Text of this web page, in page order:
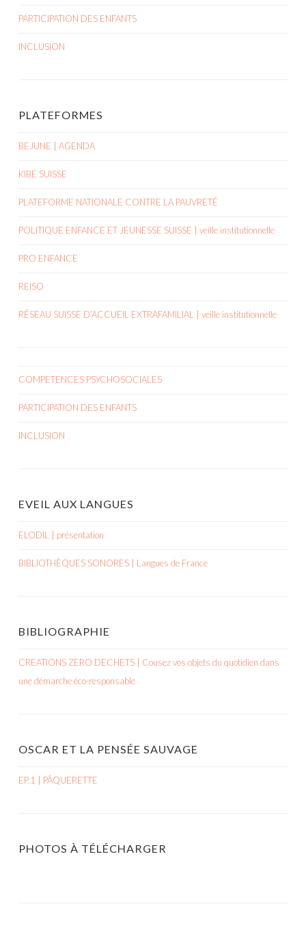
PARTICIPATION DES ENFANTS
INCLUSION
PLATEFORMES
BEJUNE | AGENDA
KIBE SUISSE
PLATEFORME NATIONALE CONTRE LA PAUVRETÉ
POLITIQUE ENFANCE ET JEUNESSE SUISSE | veille institutionnelle
PRO ENFANCE
REISO
RÉSEAU SUISSE D’ACCUEIL EXTRAFAMILIAL | veille institutionnelle
COMPETENCES PSYCHOSOCIALES
PARTICIPATION DES ENFANTS
INCLUSION
EVEIL AUX LANGUES
ELODIL | présentation
BIBLIOTHÈQUES SONORES | Langues de France
BIBLIOGRAPHIE
CREATIONS ZERO DECHETS | Cousez vos objets du quotidien dans
une démarche éco-responsable
OSCAR ET LA PENSÉE SAUVAGE
EP.1 | PÂQUERETTE
PHOTOS À TÉLÉCHARGER